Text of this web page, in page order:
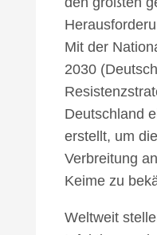
Mit der
2030
Deutschland
erstellt, um
Verbreitung
Keime zu
Weltweit